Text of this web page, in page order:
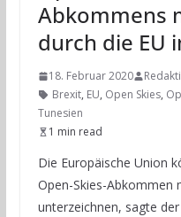
Abkommens
durch die EU
18. Februar 2020
Brexit, EU, Open Skies,
Tunesien
1 min read
Die Europäische Union
Open-Skies-Abkommen
unterzeichnen, sagte